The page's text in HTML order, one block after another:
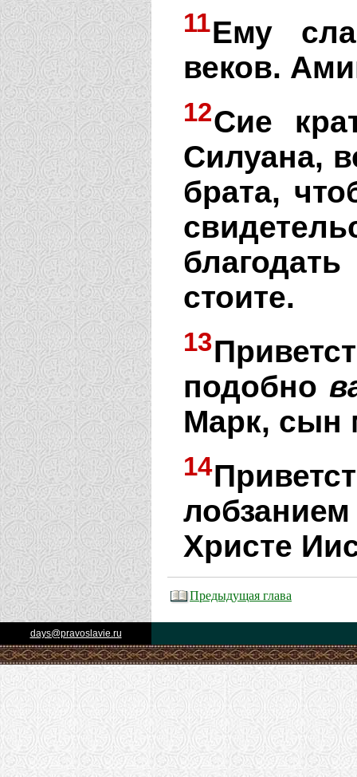
11Ему
веков.
12Сие
Силуана,
брата,
стоите.
13
подобно
Марк, сын
14
Христе
Предыдущая глава
days@pravoslavie.ru